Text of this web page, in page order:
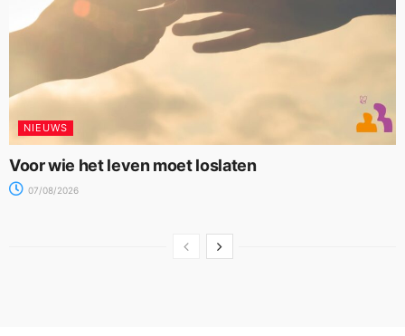
NIEUWS
Voor wie het leven moet loslaten
07/08/2026